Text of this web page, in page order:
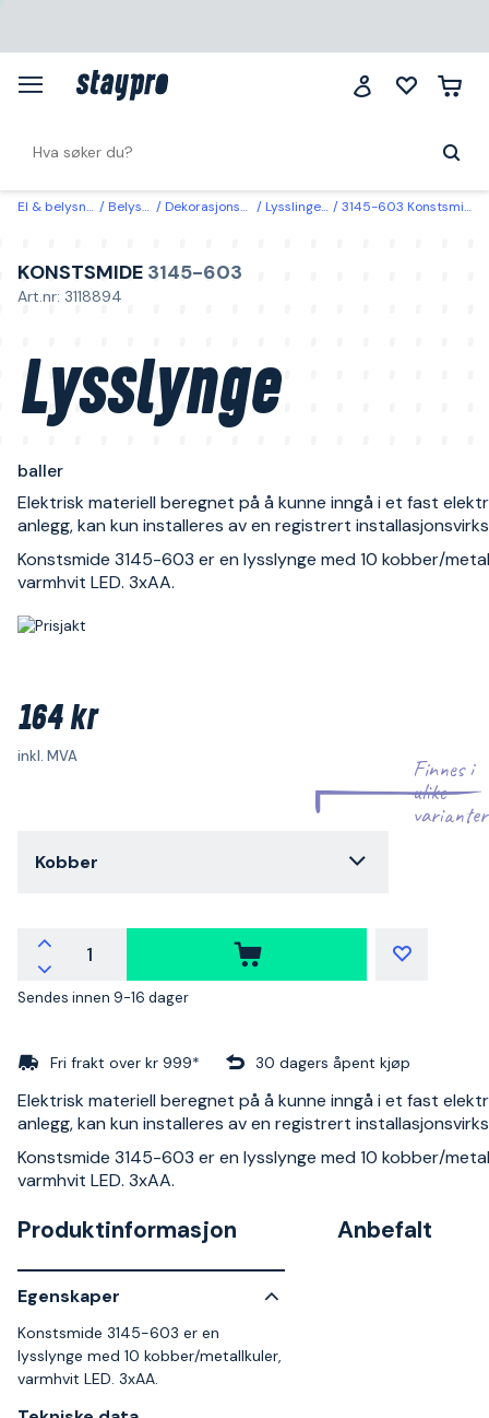
El & belysning Belysning Dekorasjonsbelysning Lysslinger & lysnett 3145-603 Konstsmide Lysslynge baller Kobber
KONSTSMIDE 3145-603
Art.nr: 3118894
Lysslynge
baller
Elektrisk materiell beregnet på å kunne inngå i et fast
anlegg, kan kun installeres av en registrert
Konstsmide 3145-603 er en lysslynge med 10 kobber/
varmhvit LED. 3xAA.
164 kr
inkl. MVA
Finnes i
ulike
varianter
Kobber
Sendes innen 9-16 dager
Fri frakt over kr 999* 30 dagers åpent kjøp
Elektrisk materiell beregnet på å kunne inngå i et fast
anlegg, kan kun installeres av en registrert
Konstsmide 3145-603 er en lysslynge med 10 kobber/
varmhvit LED. 3xAA.
Produktinformasjon
Egenskaper
Konstsmide 3145-603 er en
lysslynge med 10 kobber/metallkuler,
varmhvit LED. 3xAA.
Anbefalt